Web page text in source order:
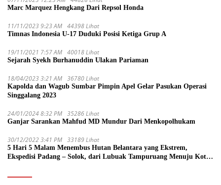
Marc Marquez Hengkang Dari Repsol Honda
11/11/2023 9:23 AM 44398 Lihat
Timnas Indonesia U-17 Duduki Posisi Ketiga Grup A
19/11/2021 7:57 AM 40018 Lihat
Sejarah Syekh Burhanuddin Ulakan Pariaman
18/04/2023 3:21 AM 36780 Lihat
Kapolda dan Wagub Sumbar Pimpin Apel Gelar Pasukan Operasi
Singgalang 2023
24/01/2024 8:32 PM 35286 Lihat
Ganjar Sarankan Mahfud MD Mundur Dari Menkopolhukam
30/12/2022 3:41 PM 33189 Lihat
5 Hari 5 Malam Menembus Hutan Belantara yang Ekstrem,
Ekspedisi Padang – Solok, dari Lubuak Tampuruang Menuju Koto